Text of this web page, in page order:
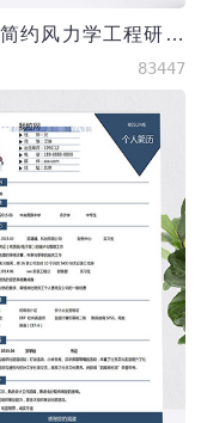
墨蓝色简约风力学工程研究生简历模板
83447